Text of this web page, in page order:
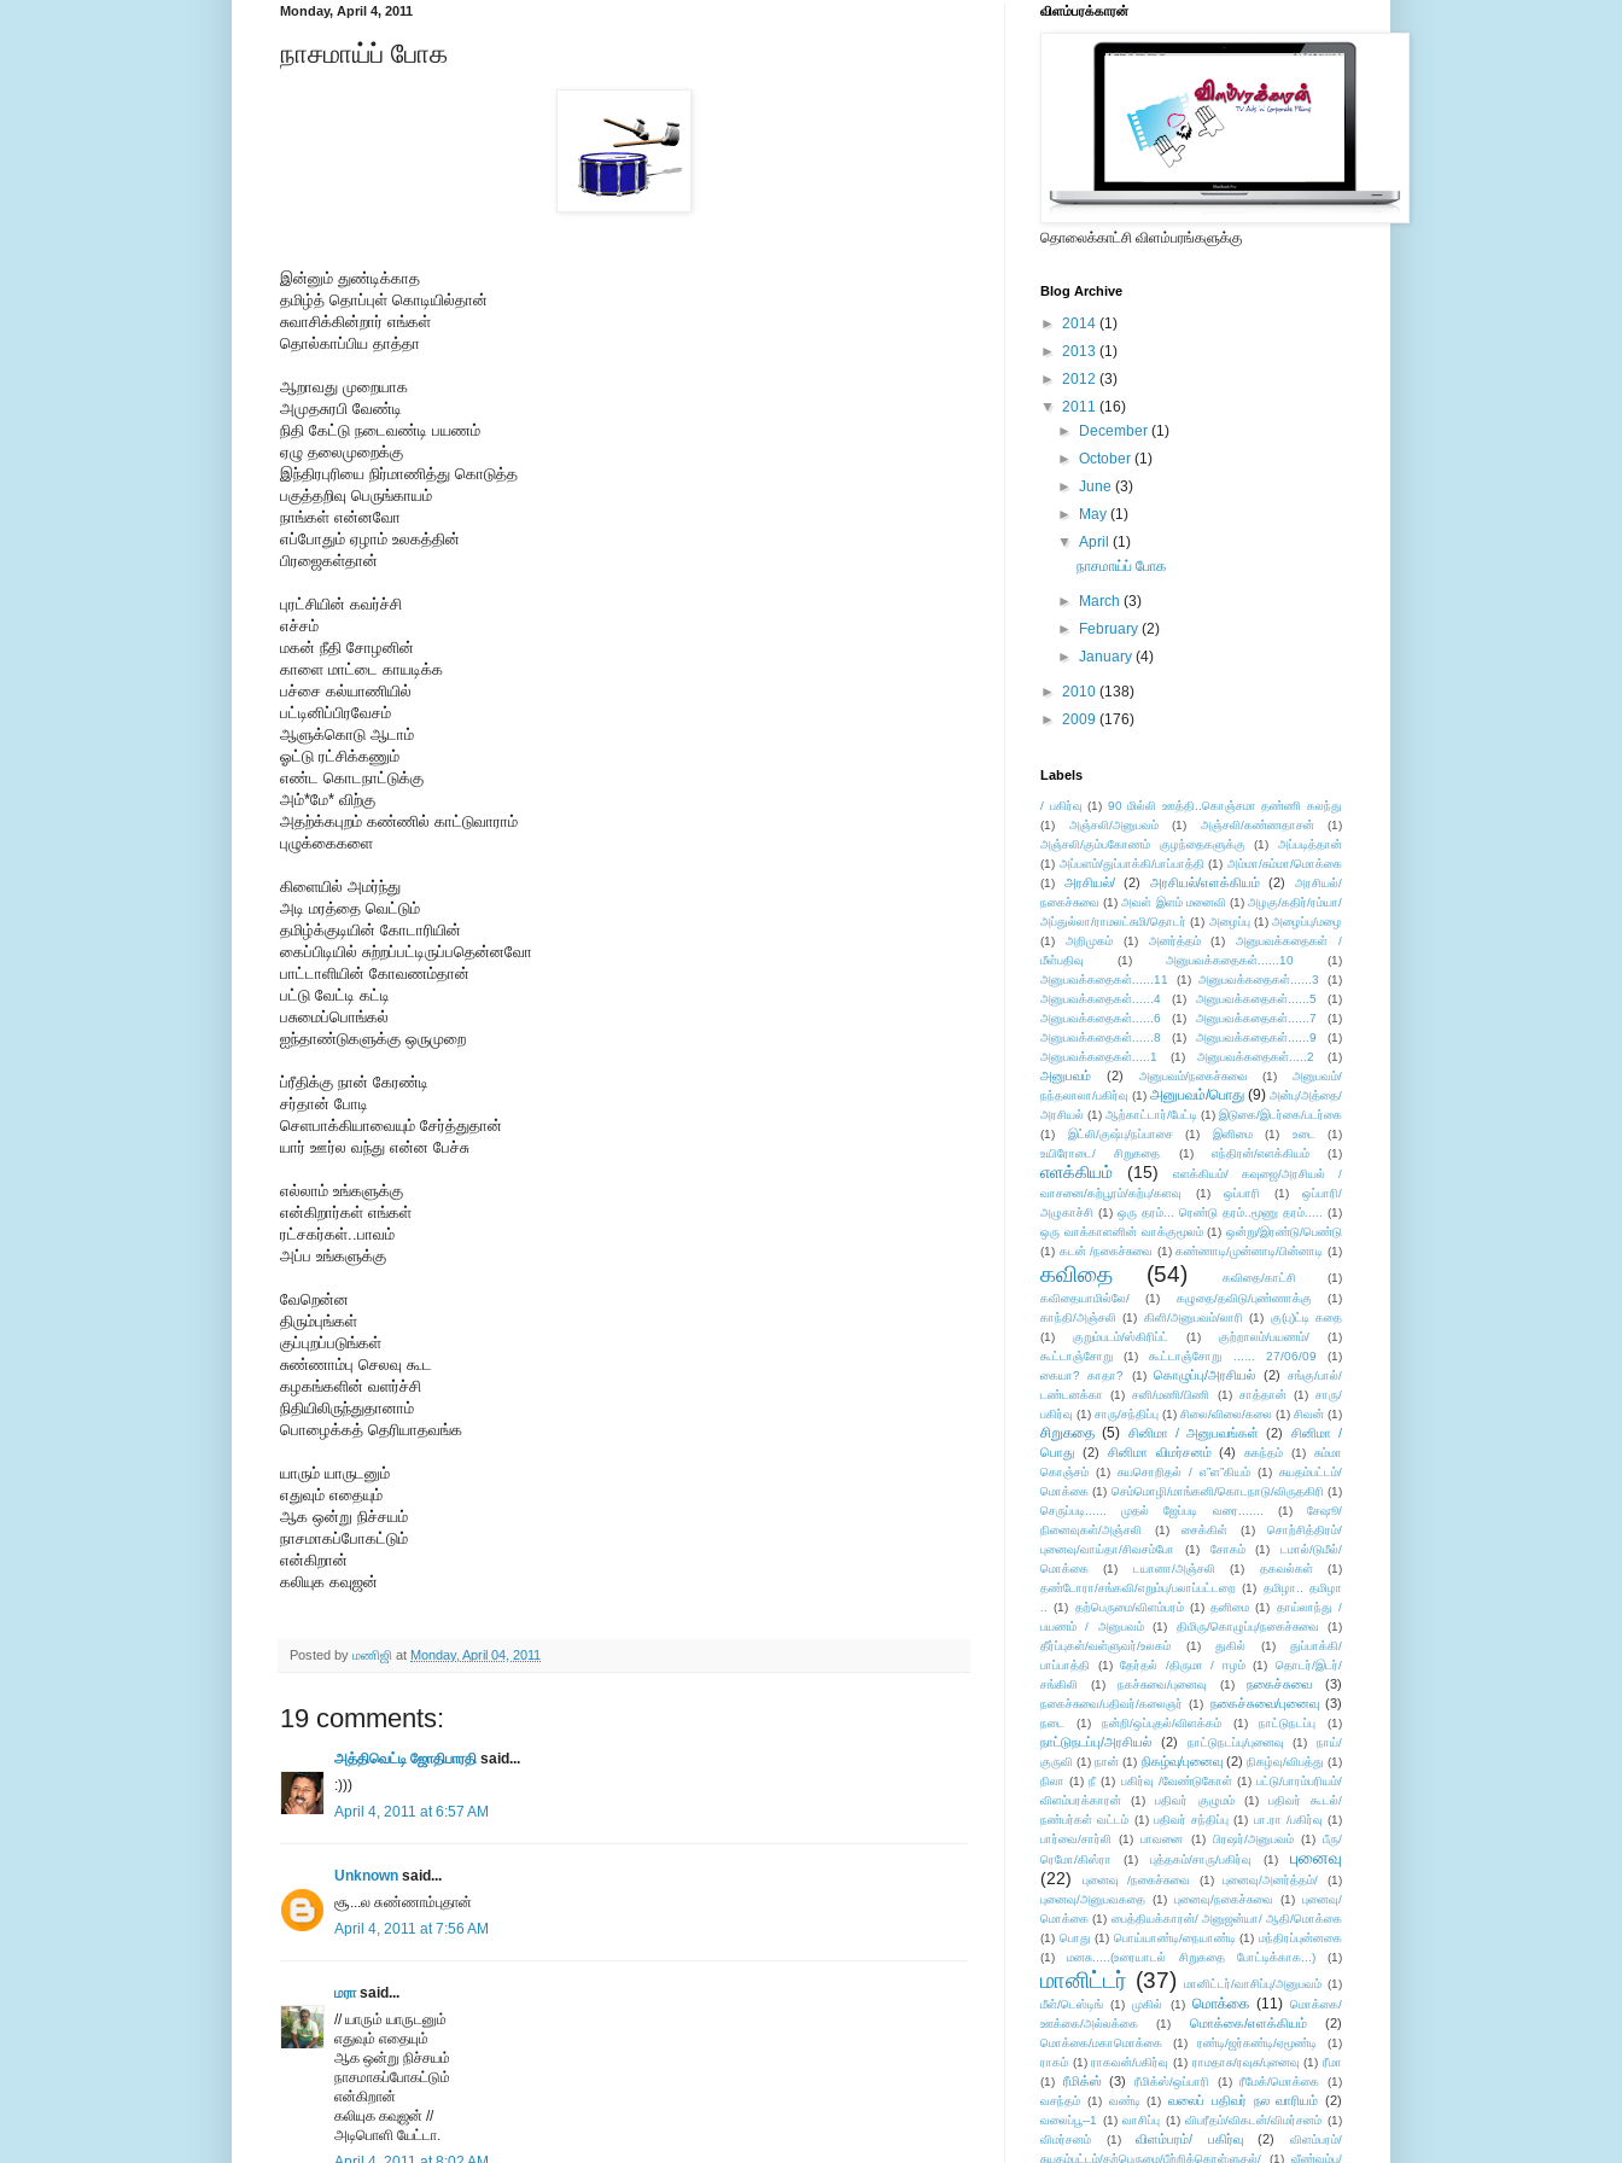
Monday, April 4, 2011
நாசமாய்ப் போக
இன்னும் துண்டிக்காத
தமிழ்த் தொப்புள் கொடியில்தான்
சுவாசிக்கின்றார் எங்கள்
தொல்காப்பிய தாத்தா
ஆறாவது முறையாக
அமுதசுரபி வேண்டி
நிதி கேட்டு நடைவண்டி பயணம்
ஏழு தலைமுறைக்கு
இந்திரபுரியை நிர்மாணித்து கொடுத்த
பகுத்தறிவு பெருங்காயம்
நாங்கள் என்னவோ
எப்போதும் ஏழாம் உலகத்தின்
பிரஜைகள்தான்
புரட்சியின் கவர்ச்சி
எச்சம்
மகன் நீதி சோழனின்
காளை மாட்டை காயடிக்க
பச்சை கல்யாணியில்
பட்டினிப்பிரவேசம்
ஆளுக்கொடு ஆடாம்
ஓட்டு ரட்சிக்கணும்
எண்ட கொடநாட்டுக்கு
அம்*மே* விற்கு
அதற்க்கபுறம் கண்ணில் காட்டுவாராம்
புழுக்கைகளை
கிளையில் அமர்ந்து
அடி மரத்தை வெட்டும்
தமிழ்க்குடியின் கோடாரியின்
கைப்பிடியில் சுற்றப்பட்டிருப்பதென்னவோ
பாட்டாளியின் கோவணம்தான்
பட்டு வேட்டி கட்டி
பசுமைப்பொங்கல்
ஐந்தாண்டுகளுக்கு ஒருமுறை
ப்ரீதிக்கு நான் கேரண்டி
சர்தான் போடி
செளபாக்கியாவையும் சேர்த்துதான்
யார் ஊர்ல வந்து என்ன பேச்சு
எல்லாம் உங்களுக்கு
என்கிறார்கள் எங்கள்
ரட்சகர்கள்..பாவம்
அப்ப உங்களுக்கு
வேறென்ன
திரும்புங்கள்
குப்புறப்படுங்கள்
சுண்ணாம்பு செலவு கூட
கழகங்களின் வளர்ச்சி
நிதியிலிருந்துதானாம்
பொழைக்கத் தெரியாதவங்க
யாரும் யாருடனும்
எதுவும் எதையும்
ஆக ஒன்று நிச்சயம்
நாசமாகப்போகட்டும்
என்கிறான்
கலியுக கவுஜன்
Posted by மணிஜி at Monday, April 04, 2011
19 comments:
அத்திவெட்டி ஜோதிபாரதி said...
:)))
April 4, 2011 at 6:57 AM
Unknown said...
சூ...ல சுண்ணாம்புதான்
April 4, 2011 at 7:56 AM
மராsaid...
// யாரும் யாருடனும்
எதுவும் எதையும்
ஆக ஒன்று நிச்சயம்
நாசமாகப்போகட்டும்
என்கிறான்
கலியுக கவுஜன் //
அடிபொளி யேட்டா.
விளம்பரக்காரன்
தொலைக்காட்சி விளம்பரங்களுக்கு
Blog Archive
► 2014 (1)
► 2013 (1)
► 2012 (3)
▼ 2011 (16)
►
December(1)
►October(1)
►June(3)
►
May(1)
▼April(1)
நாசமாய்ப் போக
► March(3)
►
February(2)
►January(4)
► 2010 (138)
► 2009 (176)
Labels
/ பகிர்வு (1) 90 மில்லி ஊத்தி..கொஞ்சமா தண்ணி கலந்து
(1)
அஞ்சலி/அனுபவம் (1) அஞ்சலி/கண்ணதாசன்
(1)
அஞ்சலி/கும்பகோணம் குழந்தைகளுக்கு
(1)
அப்படித்தான்
(1) அப்பளம்/துப்பாக்கி/பாப்பாத்தி (1) அம்மா/சும்மா/மொக்கை
(1)
அரசியல்/ (2) அரசியல்/எளக்கியம் (2)
அரசியல்/
நகைச்சுவை (1) அவள் இளம் மனைவி (1) அழகு/கதிர்/ரம்யா/
அப்துல்லா/ராமலட்சுமி/தொடர் (1) அழைப்பு (1) அழைப்பு/மழை
(1)
அறிமுகம் (1) அனர்த்தம் (1)
அனுபவக்கதைகள் /
மீள்பதிவு
(1) அனுபவக்கதைகள்......10
(1)
அனுபவக்கதைகள்......11
(1) அனுபவக்கதைகள்......3
(1)
அனுபவக்கதைகள்......4
(1) அனுபவக்கதைகள்......5
(1)
அனுபவக்கதைகள்......6
(1) அனுபவக்கதைகள்......7
(1)
அனுபவக்கதைகள்......8
(1) அனுபவக்கதைகள்......9
(1)
அனுபவக்கதைகள்.....1
(1) அனுபவக்கதைகள்.....2 (1)
அனுபவம் (2) அனுபவம்/நகைச்சுவை (1)
அனுபவம்/
நந்தலாலா/பகிர்வு (1) அனுபவம்/பொது (9) அன்பு/அத்தை/
அரசியல் (1) ஆற்காட்டார்/பேட்டி (1) இடுகை/இடர்கை/படர்கை
(1)
இட்லி/குஷ்பு/நப்பாசை (1) இனிமை (1) உடை
(1)
உயிரோடை/ சிறுகதை
(1) எந்திரன்/எளக்கியம் (1)
எளக்கியம் (15)
எளக்கியம்/ கவுஜை/அரசியல் /
வாசனை/கற்பூரம்/கற்பு/களவு
(1) ஒப்பாரி (1)
ஒப்பாரி/
அழுகாச்சி (1) ஒரு தரம்... ரெண்டு தரம்..மூணு தரம்..... (1)
ஒரு வாக்காளனின் வாக்குமூலம் (1) ஒன்று/இரண்டு/பெண்டு
(1) கடன் /நகைச்சுவை (1) கண்ணாடி/முன்னாடி/பின்னாடி (1)
கவிதை (54) கவிதை/காட்சி
(1)
கவிதையாமில்லே/
(1) கழுதை/தவிடு/புண்ணாக்கு
(1)
காந்தி/அஞ்சலி (1) கிளி/அனுபவம்/லாரி (1) கு(பு)ட்டி கதை
(1)
குறும்படம்/ஸ்கிரிப்ட் (1) குற்றாலம்/பயணம்/
(1)
கூட்டாஞ்சோறு
(1) கூட்டாஞ்சோறு ...... 27/06/09
(1)
கையா? காதா?
(1) கொழுப்பு/அரசியல் (2)
சங்கு/பால்/
டண்டனக்கா
(1) சனி/மணி/பிணி (1) சாத்தான் (1) சாரு/
பகிர்வு (1) சாரு/சந்திப்பு (1) சிலை/விலை/கலை (1) சிவன் (1)
சிறுகதை (5) சினிமா / அனுபவங்கள் (2)
சினிமா /
பொது (2) சினிமா விமர்சனம் (4) சுகந்தம் (1)
சும்மா
கொஞ்சம் (1) சுயசொறிதல் / எ”ள”கியம் (1) சுயதம்பட்டம்/
மொக்கை (1) செம்மொழி/மாங்கனி/கொடநாடு/விருதகிரி (1)
செருப்படி...... முதல் ஜேப்படி வரை.......
(1)
சேஷூ/
நினைவுகள்/அஞ்சலி
(1) சைக்கிள் (1)
சொற்சித்திரம்/
புனைவு/வாய்தா/சிவசம்போ
(1) சோகம் (1)
டமால்/டுமீல்/
மொக்கை
(1) டயானா/அஞ்சலி (1) தகவல்கள்
(1)
தண்டோரா/சங்கவி/எறும்பு/பலாப்பட்டறை (1) தமிழா.. தமிழா
.. (1) தற்பெருமை/விளம்பரம் (1) தனிமை (1) தாய்லாந்து /
பயணம் / அனுபவம்
(1) திமிரு/கொழுப்பு/நகைச்சுவை
(1)
தீர்ப்புகள்/வள்ளுவர்/உலகம்
(1) துகில் (1)
துப்பாக்கி/
பாப்பாத்தி
(1) தேர்தல் /திருமா / ஈழம் (1)
தொடர்/இடர்/
சங்கிலி
(1) நகச்சுவை/புனைவு (1) நகைச்சுவை (3)
நகைச்சுவை/பதிவர்/கலைஞர் (1) நகைச்சுவை/புனைவு (3)
நடை (1) நன்றி/ஒப்புதல்/விளக்கம் (1) நாட்டுநடப்பு (1)
நாட்டுநடப்பு/அரசியல் (2) நாட்டுநடப்பு/புனைவு (1)
நாய்/
குருவி (1) நான் (1) நிகழ்வு/புனைவு (2) நிகழ்வு/விபத்து (1)
நிலா (1) நீ (1) பகிர்வு /வேண்டுகோள் (1) பட்டு/பாரம்பரியம்/
விளம்பரக்காரன்
(1) பதிவர் குழுமம் (1)
பதிவர் கூடல்/
நண்பர்கள் வட்டம் (1) பதிவர் சந்திப்பு (1) பா.ரா /பகிர்வு (1)
பார்வை/சார்லி
(1) பாவனை (1) பிரஷர்/அனுபவம் (1) பீரு/
ரெமோ/கிஸ்ரா
(1) புத்தகம்/சாரு/பகிர்வு (1)
புனைவு
(22)
புனைவு /நகைச்சுவை (1) புனைவு/அனர்த்தம்/
(1)
புனைவு/அனுபவகதை (1) புனைவு/நகைச்சுவை (1) புனைவு/
மொக்கை (1) பைத்தியக்காரன்/ அனுஜன்யா/ ஆதி/மொக்கை
(1) பொது (1) பொய்யாண்டி/நையாண்டி (1) மந்திரப்புன்னகை
(1)
மனசு.....(உரையாடல் சிறுகதை போட்டிக்காக...) (1)
மானிட்டர் (37) மானிட்டர்/வாசிப்பு/அனுபவம் (1)
மீள்/டெஸ்டிங் (1) முகில் (1) மொக்கை (11) மொக்கை/
ஊக்கை/அல்லக்கை
(1) மொக்கை/எளக்கியம் (2)
மொக்கை/மகாமொக்கை (1) ரண்டி/ஜர்கண்டி/ஏமூண்டி
(1)
ராகம் (1) ராகவன்/பகிர்வு (1) ராமதாசு/ரவுசு/புனைவு (1) ரீமா
(1)
ரீமிக்ஸ் (3) ரீமிக்ஸ்/ஒப்பாரி (1) ரீமேக்/மொக்கை
(1)
வசந்தம் (1) வண்டி (1) வலைப் பதிவர் நல வாரியம் (2)
வலைப்பூ--1 (1) வாசிப்பு (1) விபரீதம்/விகடன்/விமர்சனம் (1)
விமர்சனம்
(1) விளம்பரம்/ பகிர்வு (2)
விளம்பரம்/
சுயதம்பட்டம்/தற்பெருமை/பீற்றிக்கொள்ளுதல்/
(1) வீண்வம்பு/